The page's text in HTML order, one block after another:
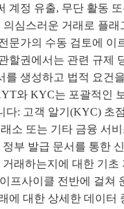
계정 유출, 무단 활동
심스러운 거래로 플
문가의 수동 검토에
할권에서는 관련 규제
생성하고 법적 요건
와 KYC는 포괄적인
다: 고객 알기(KYC) 초
소 또는 기타 금융 서
부 발급 문서를 통한
래하는지에 대한 기
프사이클 전반에 걸쳐
에 대한 상세한 데이